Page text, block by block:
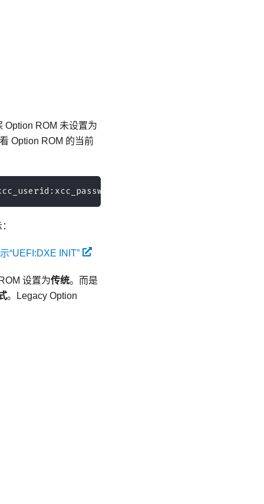
Option ROM 未设置为
Option ROM 的当前
“UEFI:DXE INIT”
设置为传统。而是
。Legacy Option